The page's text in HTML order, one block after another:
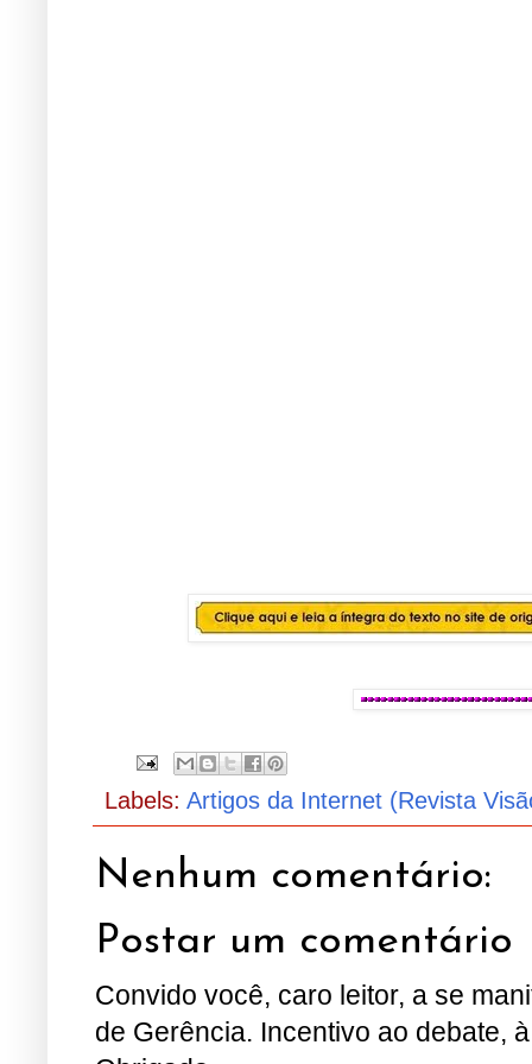
Labels: Artigos da Internet (Revista
Nenhum comentário:
Postar um comentário
Convido você, caro leitor, a se
de Gerência. Incentivo ao debate,